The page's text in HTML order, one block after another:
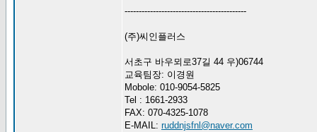
-------------------------------------------
(주)씨인플러스
서초구 바우뫼로37길 44 우)06744
교육팀장: 이경원
Mobole: 010-9054-5825
Tel : 1661-2933
FAX: 070-4325-1078
E-MAIL: ruddnjsfnl@naver.com